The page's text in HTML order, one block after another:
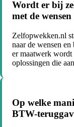
Wordt er bij
met de
Zelfopwekken.nl
naar de wensen
er maatwerk wordt
oplossingen die
Op welke
BTW-